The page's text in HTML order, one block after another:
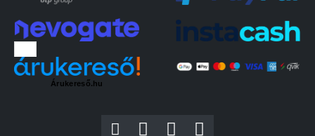
Árukereső.hu